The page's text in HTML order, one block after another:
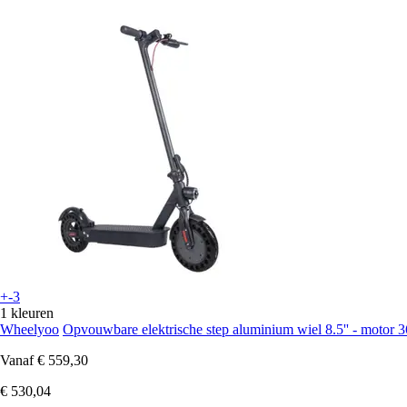
+-3
1 kleuren
Wheelyoo Opvouwbare elektrische step aluminium wiel 8.5'' - motor
Vanaf € 559,30
€ 530,04